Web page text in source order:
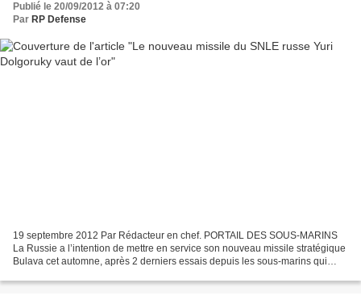
Publié le 20/09/2012 à 07:20
Par RP Defense
19 septembre 2012 Par Rédacteur en chef. PORTAIL DES SOUS-MARINS
La Russie a l’intention de mettre en service son nouveau missile stratégique
Bulava cet automne, après 2 derniers essais depuis les sous-marins qui